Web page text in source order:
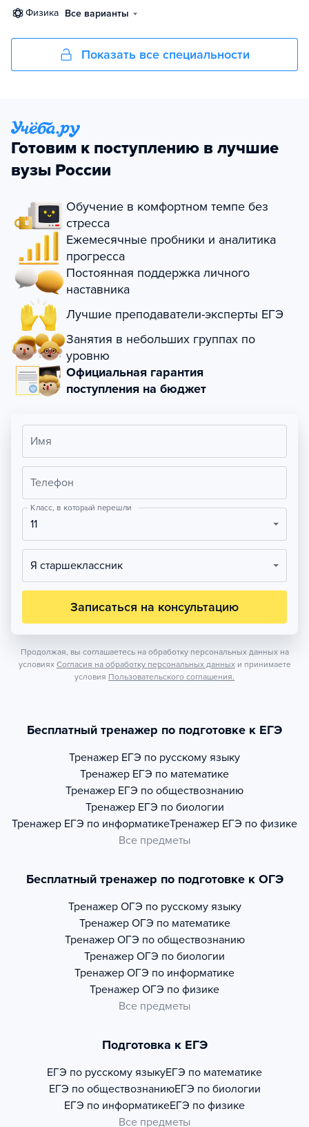
физика Все варианты
Показать все специальности
Готовим к поступлению в лучшие
вузы России
Обучение в комфортном темпе без
стресса
Ежемесячные пробники и аналитика
прогресса
Постоянная поддержка личного
наставника
Лучшие преподаватели-эксперты ЕГЭ
Занятия в небольших группах по
уровню
Официальная гарантия
поступления на бюджет
Имя
Телефон
Класс, в который перешли
11
Я старшеклассник
Записаться на консультацию
Продолжая, вы соглашаетесь на обработку персональных данных на
условиях Согласия на обработку персональных данных и принимаете
условия Пользовательского соглашения.
Бесплатный тренажер по подготовке к ЕГЭ
Тренажер ЕГЭ по русскому языку
Тренажер ЕГЭ по математике
Тренажер ЕГЭ по обществознанию
Тренажер ЕГЭ по биологии
Тренажер ЕГЭ по информатикеТренажер ЕГЭ по физике
Все предметы
Бесплатный тренажер по подготовке к ОГЭ
Тренажер ОГЭ по русскому языку
Тренажер ОГЭ по математике
Тренажер ОГЭ по обществознанию
Тренажер ОГЭ по биологии
Тренажер ОГЭ по информатике
Тренажер ОГЭ по физике
Все предметы
Подготовка к ЕГЭ
ЕГЭ по русскому языкуЕГЭ по математике
ЕГЭ по обществознаниюЕГЭ по биологии
ЕГЭ по информатикеЕГЭ по физике
Все предметы